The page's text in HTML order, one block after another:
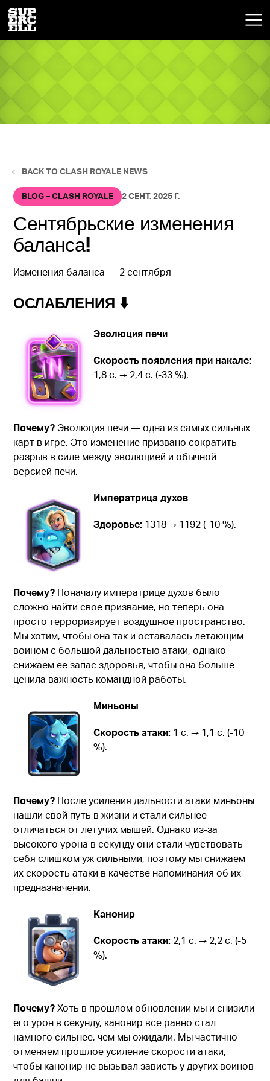
BACK TO CLASH ROYALE NEWS
BLOG – CLASH ROYALE 2 СЕНТ. 2025 Г.
Сентябрьские изменения
баланса!
Изменения баланса — 2 сентября
ОСЛАБЛЕНИЯ ⬇️
Эволюция печи
Скорость появления при накале:
1,8 с. → 2,4 с. (-33 %).
Почему? Эволюция печи — одна из самых сильных
карт в игре. Это изменение призвано сократить
разрыв в силе между эволюцией и обычной
версией печи.
Императрица духов
Здоровье: 1318 → 1192 (-10 %).
Почему? Поначалу императрице духов было
сложно найти свое призвание, но теперь она
просто терроризирует воздушное пространство.
Мы хотим, чтобы она так и оставалась летающим
воином с большой дальностью атаки, однако
снижаем ее запас здоровья, чтобы она больше
ценила важность командной работы.
Миньоны
Скорость атаки: 1 с. → 1,1 с. (-10
%).
Почему? После усиления дальности атаки миньоны
нашли свой путь в жизни и стали сильнее
отличаться от летучих мышей. Однако из-за
высокого урона в секунду они стали чувствовать
себя слишком уж сильными, поэтому мы снижаем
их скорость атаки в качестве напоминания об их
предназначении.
Канонир
Скорость атаки: 2,1 с. → 2,2 с. (-5
%).
Почему?Хоть в прошлом обновлении мы и снизили
его урон в секунду, канонир все равно стал
намного сильнее, чем мы ожидали. Мы частично
отменяем прошлое усиление скорости атаки,
чтобы канонир не вызывал зависть у других воинов